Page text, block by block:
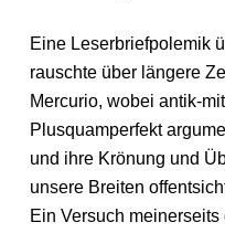
Eine Leserbriefpolemik
rauschte über längere
Mercurio, wobei antik-
Plusquamperfekt
und ihre Krönung und
unsere Breiten
Ein Versuch